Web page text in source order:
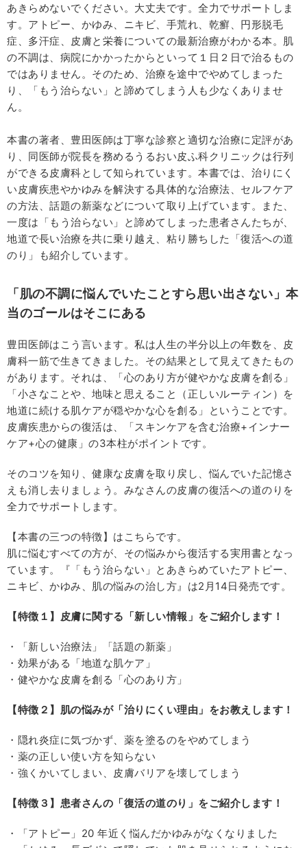
あきらめないでください。大丈夫です。全力でサポートしま
す。アトピー、かゆみ、ニキビ、手荒れ、乾癬、円形脱毛
症、多汗症、皮膚と栄養についての最新治療がわかる本。肌
の不調は、病院にかかったからといって１日２日で治るもの
ではありません。そのため、治療を途中でやめてしまった
り、「もう治らない」と諦めてしまう人も少なくありませ
ん。
本書の著者、豊田医師は丁寧な診察と適切な治療に定評があ
り、同医師が院長を務めるうるおい皮ふ科クリニックは行列
ができる皮膚科として知られています。本書では、治りにく
い皮膚疾患やかゆみを解決する具体的な治療法、セルフケア
の方法、話題の新薬などについて取り上げています。また、
一度は「もう治らない」と諦めてしまった患者さんたちが、
地道で長い治療を共に乗り越え、粘り勝ちした「復活への道
のり」も紹介しています。
「肌の不調に悩んでいたことすら思い出さない」本
当のゴールはそこにある
豊田医師はこう言います。私は人生の半分以上の年数を、皮
膚科一筋で生きてきました。その結果として見えてきたもの
があります。それは、「心のあり方が健やかな皮膚を創る」
「小さなことや、地味と思えること（正しいルーティン）を
地道に続ける肌ケアが穏やかな心を創る」ということです。
皮膚疾患からの復活は、「スキンケアを含む治療+インナー
ケア+心の健康」の3本柱がポイントです。
そのコツを知り、健康な皮膚を取り戻し、悩んでいた記憶さ
えも消し去りましょう。みなさんの皮膚の復活への道のりを
全力でサポートします。
【本書の三つの特徴】はこちらです。
肌に悩むすべての方が、その悩みから復活する実用書となっ
ています。『「もう治らない」とあきらめていたアトピー、
ニキビ、かゆみ、肌の悩みの治し方』は2月14日発売です。
【特徴１】皮膚に関する「新しい情報」をご紹介します！
・「新しい治療法」「話題の新薬」
・効果がある「地道な肌ケア」
・健やかな皮膚を創る「心のあり方」
【特徴２】肌の悩みが「治りにくい理由」をお教えします！
・隠れ炎症に気づかず、薬を塗るのをやめてしまう
・薬の正しい使い方を知らない
・強くかいてしまい、皮膚バリアを壊してしまう
【特徴３】患者さんの「復活の道のり」をご紹介します！
・「アトピー」20 年近く悩んだかゆみがなくなりました